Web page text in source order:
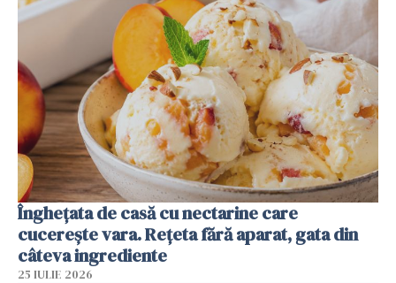
Înghețata de casă cu nectarine care
cucerește vara. Rețeta fără aparat, gata din
câteva ingrediente
25 IULIE 2026